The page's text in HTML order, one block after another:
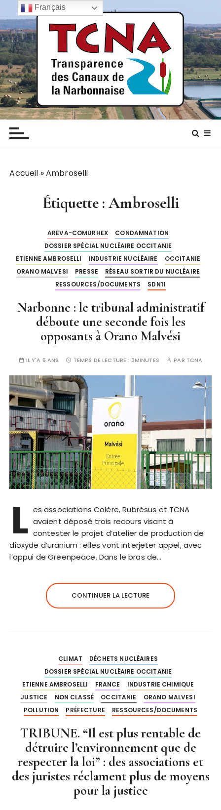
a
s
s
e
r
a
u
c
o TCNA NARBONNE
Transparence des canaux de la narbonnaise
Accueil »Ambroselli
Étiquette :Ambroselli
AREVA-COMURHEX
CONDAMNATION
DOSSIER SPÉCIAL NUCLÉAIRE OCCITANIE
ETIENNE AMBROSELLI
INDUSTRIE NUCLÉAIRE
OCCITANIE
ORANO MALVESI
PRESSE
RÉSEAU SORTIR DU NUCLÉAIRE
RESSOURCES/DOCUMENTS
SDN11
Narbonne : le tribunal administratif
déboute une seconde fois les
opposants à Orano Malvési
IL Y'A 6 ANS TEMPS DE LECTURE : 3MINUTES PAR TCNA
L es associations Colère, Rubrésus et TCNA
avaient déposé trois recours visant à
contester le projet d’atelier de production de
dioxyde d’uranium : elles vont interjeter appel, avec
l’appui de Greenpeace. Dans le bras de…
CONTINUER LA LECTURE
CLIMAT
DÉCHETS NUCLÉAIRES
DOSSIER SPÉCIAL NUCLÉAIRE OCCITANIE
ETIENNE AMBROSELLI
FRANCE
INDUSTRIE CHIMIQUE
JUSTICE
NON CLASSÉ OCCITANIE
ORANO MALVESI
POLLUTION
PRÉFECTURE RESSOURCES/DOCUMENTS
TRIBUNE. “Il est plus rentable de
détruire l’environnement que de
respecter la loi” : des associations et
des juristes réclament plus de moyens
pour la justice
Français